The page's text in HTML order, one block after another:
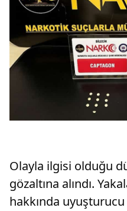
Olayla ilgisi olduğu
gözaltına alındı.
hakkında